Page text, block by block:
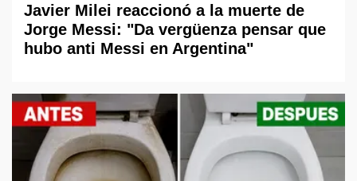
Javier Milei reaccionó a la muerte de
Jorge Messi: "Da vergüenza pensar que
hubo anti Messi en Argentina"